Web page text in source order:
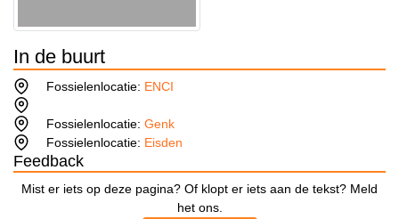
In de buurt
Fossielenlocatie: ENCI
Fossielenlocatie:Genk
Fossielenlocatie: Eisden
Feedback
Mist er iets op deze pagina? Of klopt er iets aan de tekst? Meld
het ons.